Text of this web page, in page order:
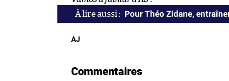
Pour Théo Zidane,
AJ
Commentaires